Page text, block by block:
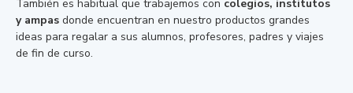
También es habitual que trabajemos con colegios, institutos
y ampas donde encuentran en nuestro productos grandes
ideas para regalar a sus alumnos, profesores, padres y viajes
de fin de curso.